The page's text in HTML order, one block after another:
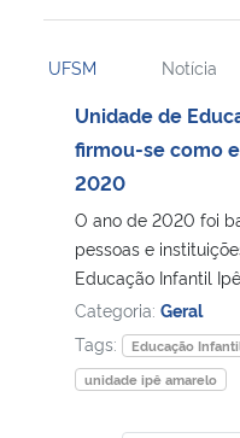
UFSM Notícia
Unidade de
firmou-se como
2020
O ano de 2020 foi
pessoas e
Educação Infantil
Categoria: Geral
Tags:
Educação
unidade ipê amarelo